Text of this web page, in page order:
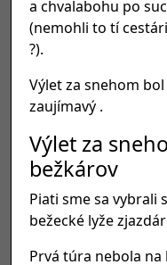
a chvalabohu po
(nemohli to tí
?).
Výlet za snehom
zaujímavý .
Výlet za
bežkárov
Piati sme sa vybrali
bežecké lyže
Prvá túra nebola na